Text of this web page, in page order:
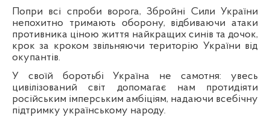
Попри всі спроби ворога, Збройні Сили України
непохитно тримають оборону, відбиваючи атаки
противника ціною життя найкращих синів та дочок,
крок за кроком звільняючи територію України від
окупантів.
У своїй боротьбі Україна не самотня: увесь
цивілізований світ допомагає нам протидіяти
російським імперським амбіціям, надаючи всебічну
підтримку українському народу.